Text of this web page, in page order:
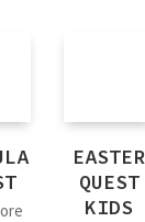
EASTER
QUEST
KIDS